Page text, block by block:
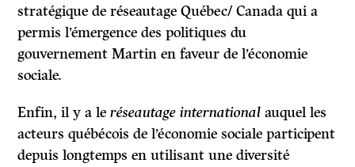
stratégique de réseautage Québec/ Canada qui a
permis l’émergence des politiques du
gouvernement Martin en faveur de l’économie
sociale.
Enfin, il y a leréseautage internationalauquel les
acteurs québécois de l’économie sociale participent
depuis longtemps en utilisant une diversité